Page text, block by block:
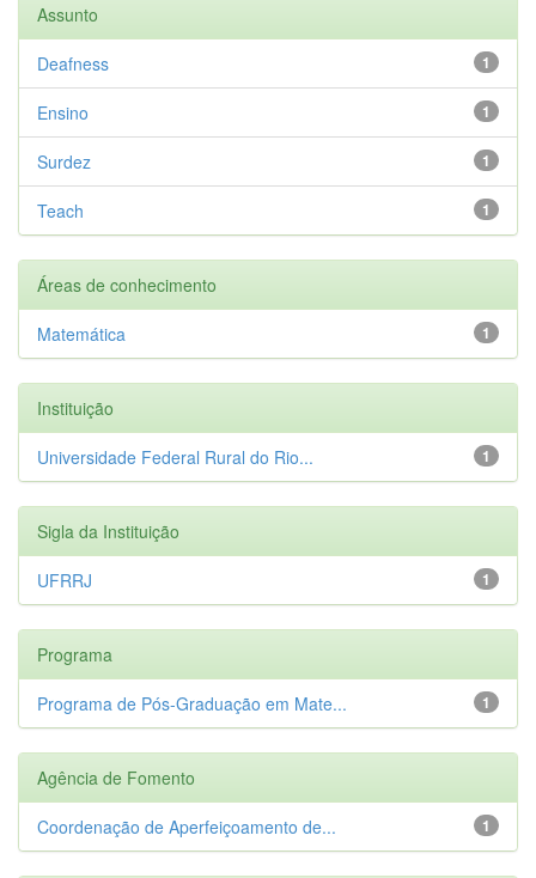
Assunto
1
Deafness
1
Ensino
1
Surdez
1
Teach
Áreas de conhecimento
1
Matemática
Instituição
1
Universidade Federal Rural do Rio...
Sigla da Instituição
1
UFRRJ
Programa
1
Programa de Pós-Graduação em Mate...
Agência de Fomento
1
Coordenação de Aperfeiçoamento de...